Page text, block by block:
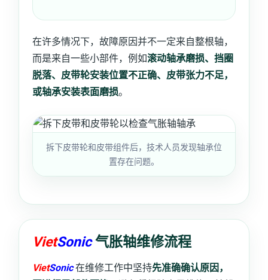
在许多情况下，故障原因并不一定来自整根轴，
而是来自一些小部件，例如滚动轴承磨损、挡圈
脱落、皮带轮安装位置不正确、皮带张力不足，
或轴承安装表面磨损。
拆下皮带轮和皮带组件后，技术人员发现轴承位
置存在问题。
VietSonic气胀轴维修流程
VietSonic在维修工作中坚持先准确确认原因，